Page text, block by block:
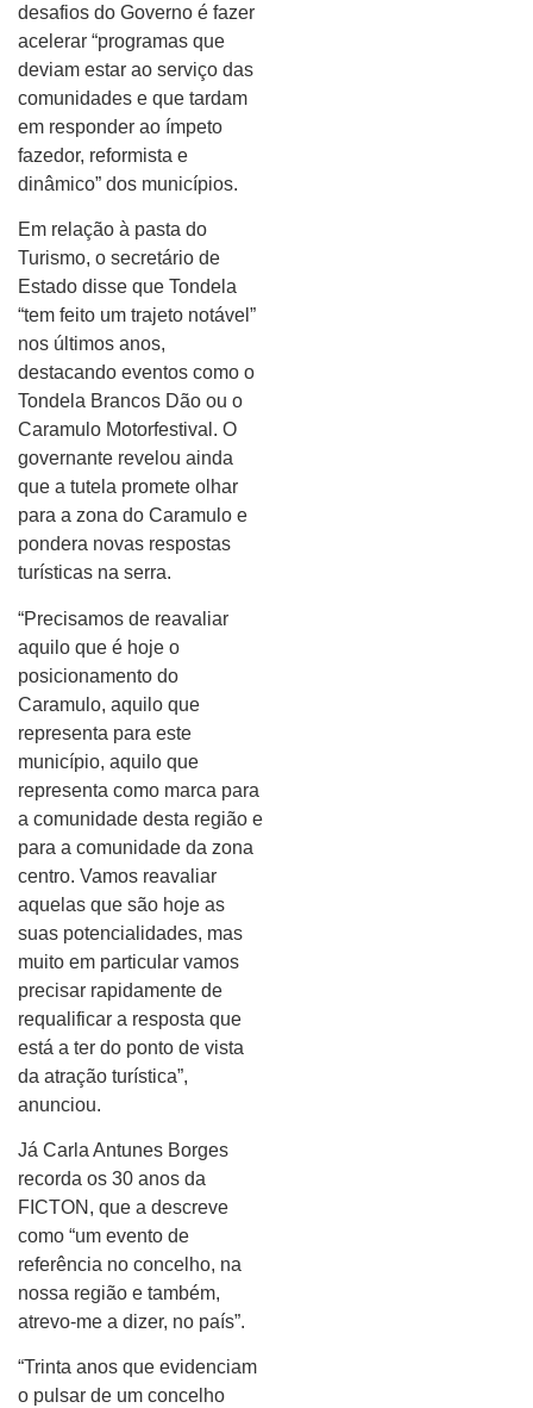
desafios do Governo é fazer
acelerar “programas que
deviam estar ao serviço das
comunidades e que tardam
em responder ao ímpeto
fazedor, reformista e
dinâmico” dos municípios.
Em relação à pasta do
Turismo, o secretário de
Estado disse que Tondela
“tem feito um trajeto notável”
nos últimos anos,
destacando eventos como o
Tondela Brancos Dão ou o
Caramulo Motorfestival. O
governante revelou ainda
que a tutela promete olhar
para a zona do Caramulo e
pondera novas respostas
turísticas na serra.
“Precisamos de reavaliar
aquilo que é hoje o
posicionamento do
Caramulo, aquilo que
representa para este
município, aquilo que
representa como marca para
a comunidade desta região e
para a comunidade da zona
centro. Vamos reavaliar
aquelas que são hoje as
suas potencialidades, mas
muito em particular vamos
precisar rapidamente de
requalificar a resposta que
está a ter do ponto de vista
da atração turística”,
anunciou.
Já Carla Antunes Borges
recorda os 30 anos da
FICTON, que a descreve
como “um evento de
referência no concelho, na
nossa região e também,
atrevo-me a dizer, no país”.
“Trinta anos que evidenciam
o pulsar de um concelho